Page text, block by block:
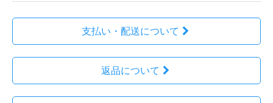
支払い・配送について
返品について